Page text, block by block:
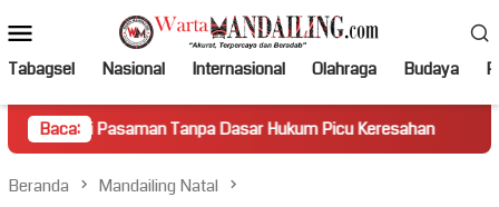
ke
kontenMobile
Tabagsel Nasional Internasional Olahraga Budaya
Baca:
Tanpa Dasar Hukum Picu Keresahan Truk Miring
Beranda Mandailing Natal